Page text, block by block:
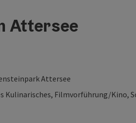
Attersee
Attersee
Kulinarisches, Filmvorführung/Kino,